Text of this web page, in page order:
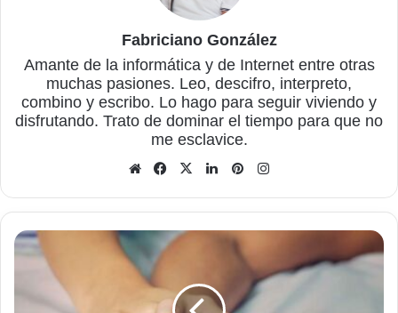
Fabriciano González
Amante de la informática y de Internet entre otras
muchas pasiones. Leo, descifro, interpreto,
combino y escribo. Lo hago para seguir viviendo y
disfrutando. Trato de dominar el tiempo para que no
me esclavice.
Sitio
Facebook
X LinkedInPinterest
¿Qué
puedo
hacer
para